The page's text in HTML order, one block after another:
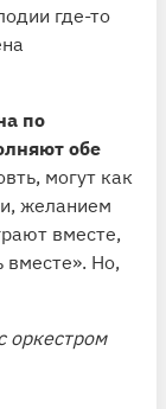
где-то
по
обе
могут как
желанием
вместе,
вместе». Но,
оркестром